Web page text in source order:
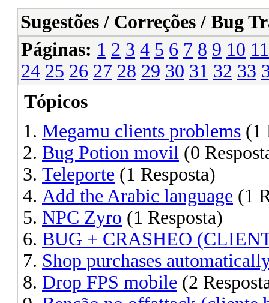
Sugestões / Correções / Bug
Páginas: 1 2 3 4 5 6 7 8 9 10 11
24 25 26 27 28 29 30 31 32 33
Tópicos
Megamu clients problems (1
Bug Potion movil (0
Teleporte (1 Resposta)
Add the Arabic language (1
NPC Zyro (1 Resposta)
BUG + CRASHEO
Shop purchases
Drop FPS mobile (2